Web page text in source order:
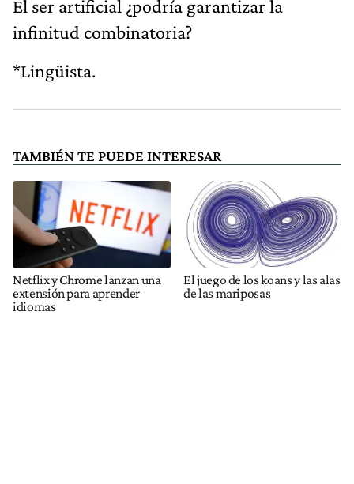
El ser artificial ¿podría garantizar la
infinitud combinatoria?
*Lingüista.
TAMBIÉN TE PUEDE INTERESAR
Netflix y Chrome lanzan una
extensión para aprender
idiomas
El juego de los koans y las alas
de las mariposas